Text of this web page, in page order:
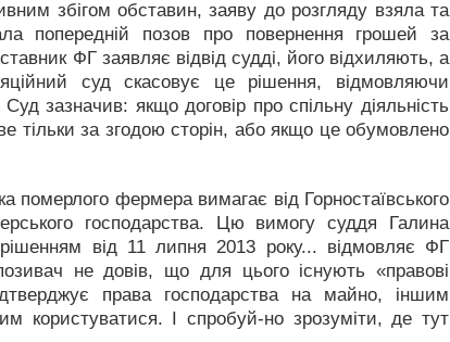
збігом обставин, заяву до розгляду взяла та
попередній позов про повернення грошей за
ФГ заявляє відвід судді, його відхиляють, а
суд скасовує це рішення, відмовляючи
зазначив: якщо договір про спільну діяльність
тільки за згодою сторін, або якщо це обумовлено
померлого фермера вимагає від Горностаївського
господарства. Цю вимогу суддя Галина
від 11 липня 2013 року... відмовляє ФГ
не довів, що для цього існують «правові
права господарства на майно, іншим
користуватися. І спробуй-но зрозуміти, де тут